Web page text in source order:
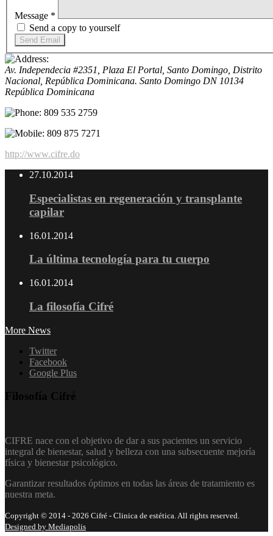
Message *
Send a copy to yourself
Send Email
Av. Independecia #2351, Plaza El Portal, Santo Domingo, Distrito
Nacional, República Dominicana. Santo Domingo DN 10134
República Dominicana
809 535 2759
809 875 7271
http://www.cifre.do
27.10.2014
Especialistas en regeneración y transplante
capilar
16.01.2014
La última tecnología para tu cuerpo
16.01.2014
La filosofía Cifré
More News
Twitter
Facebook
Google Plus
Filosofía Cifré
CIFRE nace con el objetivo de dar a sus pacientes un servicio
integral de bienestar, salud y belleza con una subsecuente mejoría
física y bienestar psicológico.
Garantizar resultados óptimos en todas las áreas de tratamiento es
nuestra meta.
Copyright © 2014 - 2026 Cifré - Clinica de estética. All rights reserved.
Designed by Mediapolis